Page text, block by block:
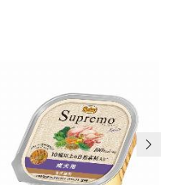
次